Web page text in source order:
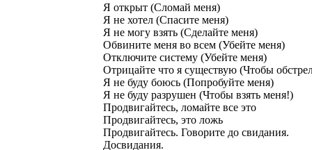
Я открыт (Сломай меня)
Я не хотел (Спасите меня)
Я не могу взять (Сделайте меня)
Обвините меня во всем (Убейте меня)
Отключите систему (Убейте меня)
Отрицайте что я существую (Чтобы
Я не буду боюсь (Попробуйте меня)
Я не буду разрушен (Чтобы взять меня!)
Продвигайтесь, ломайте все это
Продвигайтесь, это ложь
Продвигайтесь. Говорите до свидания.
Досвидания.